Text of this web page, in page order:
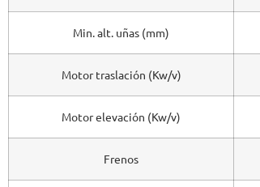
Min. alt. uñas (mm)
Motor traslación (Kw/v)
Motor elevación (Kw/v)
Frenos